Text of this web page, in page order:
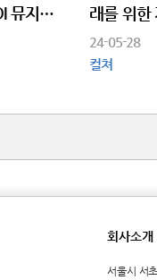
뮤지엄
래를 위한
디 & 니콜
24-05-28
컬쳐
회사소개
서울시 서